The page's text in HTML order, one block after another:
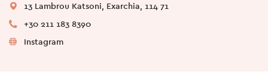
13 Lambrou Katsoni, Exarchia, 114 71
+30 211 183 8390
Instagram